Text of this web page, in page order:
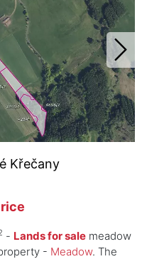
Křečany
- Lands for sale meadow
- Meadow. The